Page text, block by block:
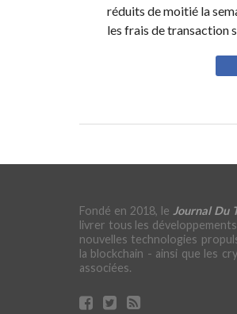
réduits de moitié la
les frais de transaction
Fondé en 2018, le Journal Du
livrer tous les
nouvelles technologies
la blockchain - ainsi que les
associées.